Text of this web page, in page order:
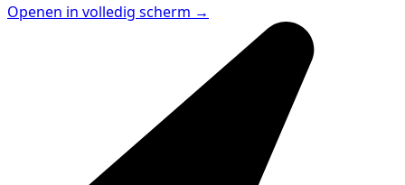
Openen in volledig scherm →